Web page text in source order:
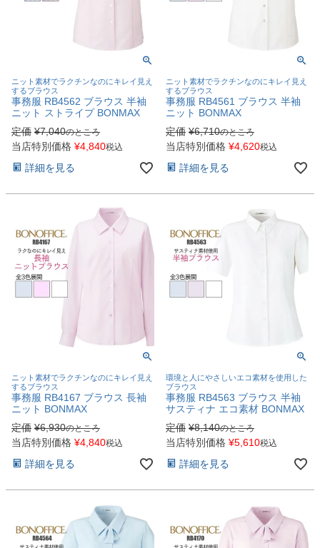
ニット素材でラクチンなのにキレイ見え
するブラウス
事務服 RB4562 ブラウス 半袖
ニット ストライプ BONMAX
定価 ¥7,040のところ
当店特別価格 ¥4,840税込
詳細を見る
ニット素材でラクチンなのにキレイ見え
するブラウス
事務服 RB4561 ブラウス 半袖
ニット BONMAX
定価 ¥6,710のところ
当店特別価格 ¥4,620税込
詳細を見る
ニット素材でラクチンなのにキレイ見え
するブラウス
事務服 RB4167 ブラウス 長袖
ニット BONMAX
定価 ¥6,930のところ
当店特別価格 ¥4,840税込
詳細を見る
環境と人にやさしいエコ素材を使用した
ブラウス
事務服 RB4563 ブラウス 半袖
サスティナ エコ素材 BONMAX
定価 ¥8,140のところ
当店特別価格 ¥5,610税込
詳細を見る